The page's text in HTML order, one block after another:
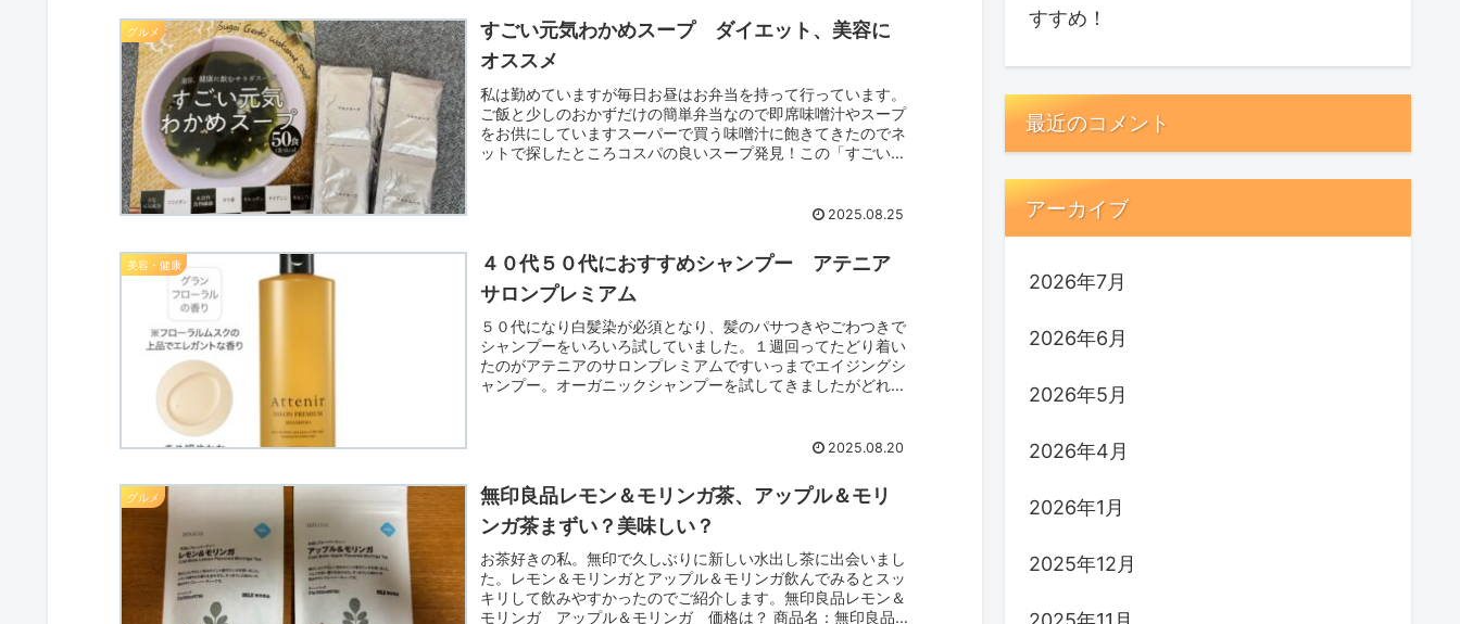
グルメ
すごい元気わかめスープ ダイエット、美容に
オススメ
私は勤めていますが毎日お昼はお弁当を持って行っています。
ご飯と少しのおかずだけの簡単弁当なので即席味噌汁やスープ
をお供にしていますスーパーで買う味噌汁に飽きてきたのでネ
ットで探したところコスパの良いスープ発見！この「すごい元
2025.08.25
美容・健康
４０代５０代におすすめシャンプー アテニア
サロンプレミアム
５０代になり白髪染が必須となり、髪のパサつきやごわつきで
シャンプーをいろいろ試していました。１週回ってたどり着い
たのがアテニアのサロンプレミアムですいっまでエイジングシ
ャンプー。オーガニックシャンプーを試してきましたがどれも
2025.08.20
グルメ
無印良品レモン＆モリンガ茶、アップル＆モリ
ンガ茶まずい？美味しい？
お茶好きの私。無印で久しぶりに新しい水出し茶に出会いまし
た。レモン＆モリンガとアップル＆モリンガ飲んでみるとスッ
キリして飲みやすかったのでご紹介します。無印良品レモン＆
モリンガ アップル＆モリンガ 価格は？ 商品名：無印良品
すすめ！
最近のコメント
アーカイブ
2026年7月
2026年6月
2026年5月
2026年4月
2026年1月
2025年12月